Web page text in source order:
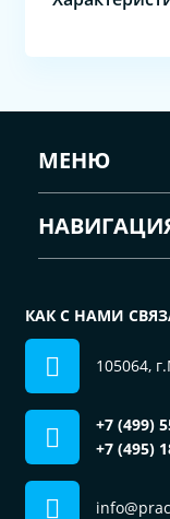
МЕНЮ
КАК С НАМИ
105064,
+7 (499)
+7 (495)